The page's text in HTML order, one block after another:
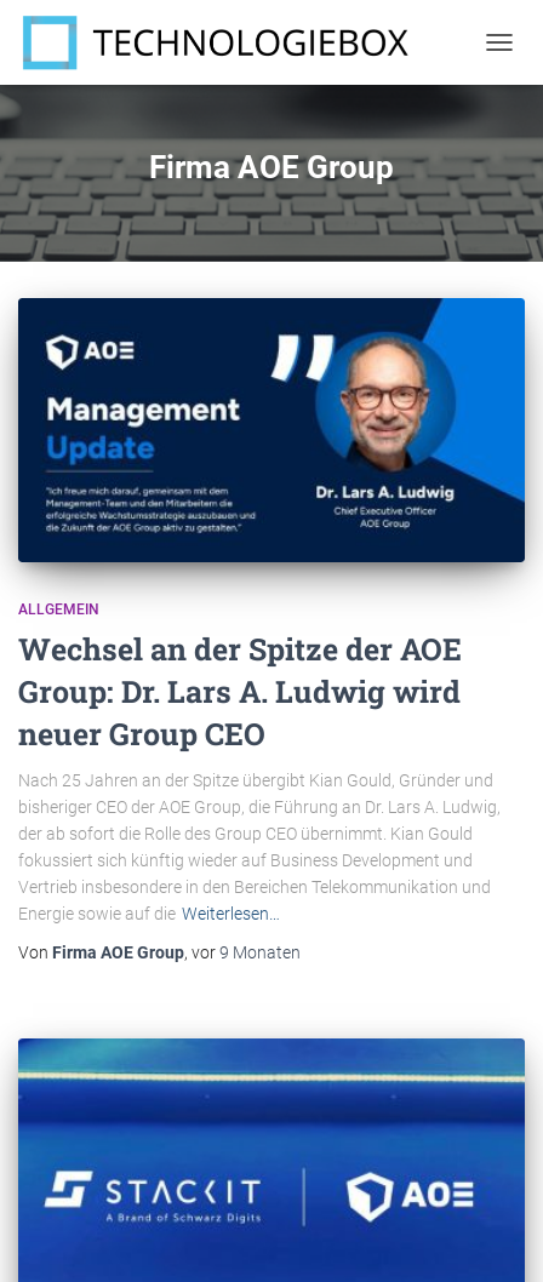
Firma AOE Group
ALLGEMEIN
Wechsel an der Spitze der AOE
Group: Dr. Lars A. Ludwig wird
neuer Group CEO
Nach 25 Jahren an der Spitze übergibt Kian Gould, Gründer und
bisheriger CEO der AOE Group, die Führung an Dr. Lars A. Ludwig,
der ab sofort die Rolle des Group CEO übernimmt. Kian Gould
fokussiert sich künftig wieder auf Business Development und
Vertrieb insbesondere in den Bereichen Telekommunikation und
Energie sowie auf die Weiterlesen…
Von Firma AOE Group, vor9 Monaten